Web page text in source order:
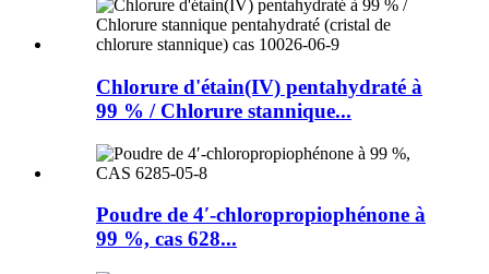
Chlorure d'étain(IV) pentahydraté à
99 % / Chlorure stannique...
Poudre de 4′-chloropropiophénone à
99 %, cas 628...